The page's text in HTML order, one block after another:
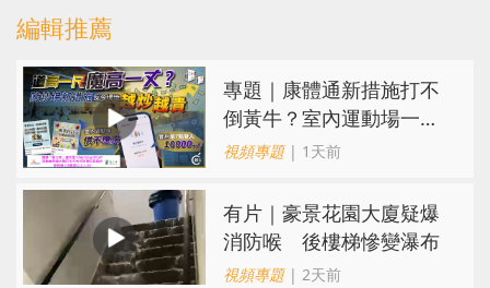
編輯推薦
專題｜康體通新措施打不
倒黃牛？室內運動場一場
難求越炒越貴
視頻專題| 1天前
有片｜豪景花園大廈疑爆
消防喉 後樓梯慘變瀑布
視頻專題| 2天前